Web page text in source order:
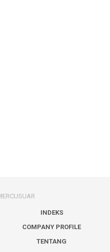
INDEKS
COMPANY PROFILE
TENTANG